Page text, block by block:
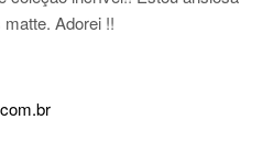
Adorei !!